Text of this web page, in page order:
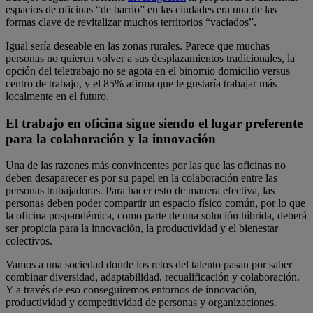
espacios de oficinas “de barrio” en las ciudades era una de las
formas clave de revitalizar muchos territorios “vaciados”.
Igual sería deseable en las zonas rurales. Parece que muchas
personas no quieren volver a sus desplazamientos tradicionales, la
opción del teletrabajo no se agota en el binomio domicilio versus
centro de trabajo, y el 85% afirma que le gustaría trabajar más
localmente en el futuro.
El trabajo en oficina sigue siendo el lugar preferente
para la colaboración y la innovación
Una de las razones más convincentes por las que las oficinas no
deben desaparecer es por su papel en la colaboración entre las
personas trabajadoras. Para hacer esto de manera efectiva, las
personas deben poder compartir un espacio físico común, por lo que
la oficina pospandémica, como parte de una solución híbrida, deberá
ser propicia para la innovación, la productividad y el bienestar
colectivos.
Vamos a una sociedad donde los retos del talento pasan por saber
combinar diversidad, adaptabilidad, recualificación y colaboración.
Y a través de eso conseguiremos entornos de innovación,
productividad y competitividad de personas y organizaciones.